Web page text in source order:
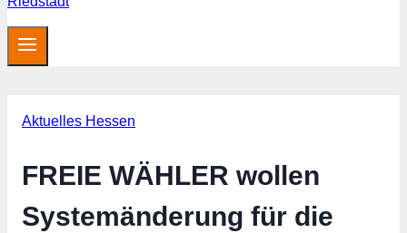
Aktuelles Hessen
FREIE WÄHLER wollen
Systemänderung für die